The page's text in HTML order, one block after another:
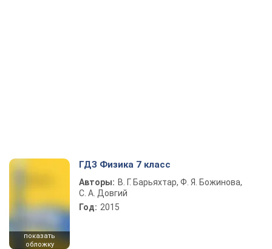
показать
обложку
ГДЗ Физика 7 класс
Авторы: В. Г. Барьяхтар, Ф. Я. Божинова,
С. А. Довгий
Год: 2015